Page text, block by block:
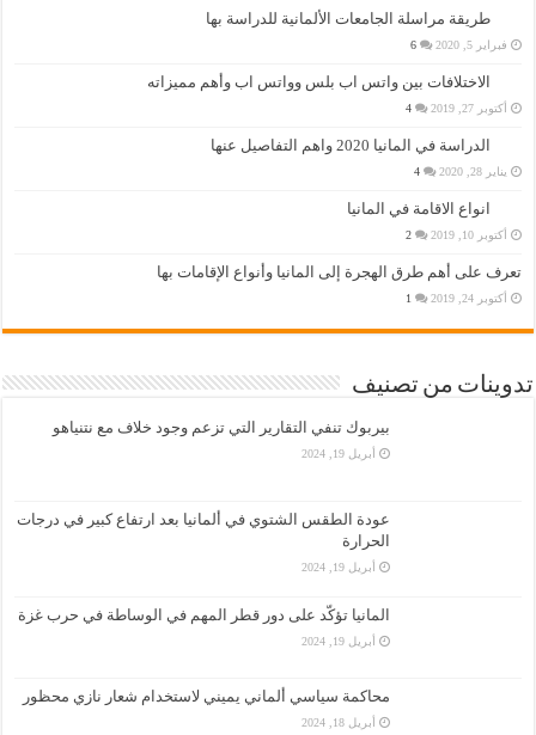
طريقة مراسلة الجامعات الألمانية للدراسة بها
فبراير 5, 2020 6
الاختلافات بين واتس اب بلس وواتس اب وأهم مميزاته
أكتوبر 27, 2019 4
الدراسة في المانيا 2020 واهم التفاصيل عنها
يناير 28, 2020 4
انواع الاقامة في المانيا
أكتوبر 10, 2019 2
تعرف على أهم طرق الهجرة إلى المانيا وأنواع الإقامات بها
أكتوبر 24, 2019 1
تدوينات من تصنيف
بيربوك تنفي التقارير التي تزعم وجود خلاف مع نتنياهو
أبريل 19, 2024
عودة الطقس الشتوي في ألمانيا بعد ارتفاع كبير في درجات
الحرارة
أبريل 19, 2024
المانيا تؤكّد على دور قطر المهم في الوساطة في حرب غزة
أبريل 19, 2024
محاكمة سياسي ألماني يميني لاستخدام شعار نازي محظور
أبريل 18, 2024